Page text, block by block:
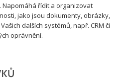
řídit a organizovat
jako jsou dokumenty, obrázky,
dalších systémů, např. CRM či
oprávnění.